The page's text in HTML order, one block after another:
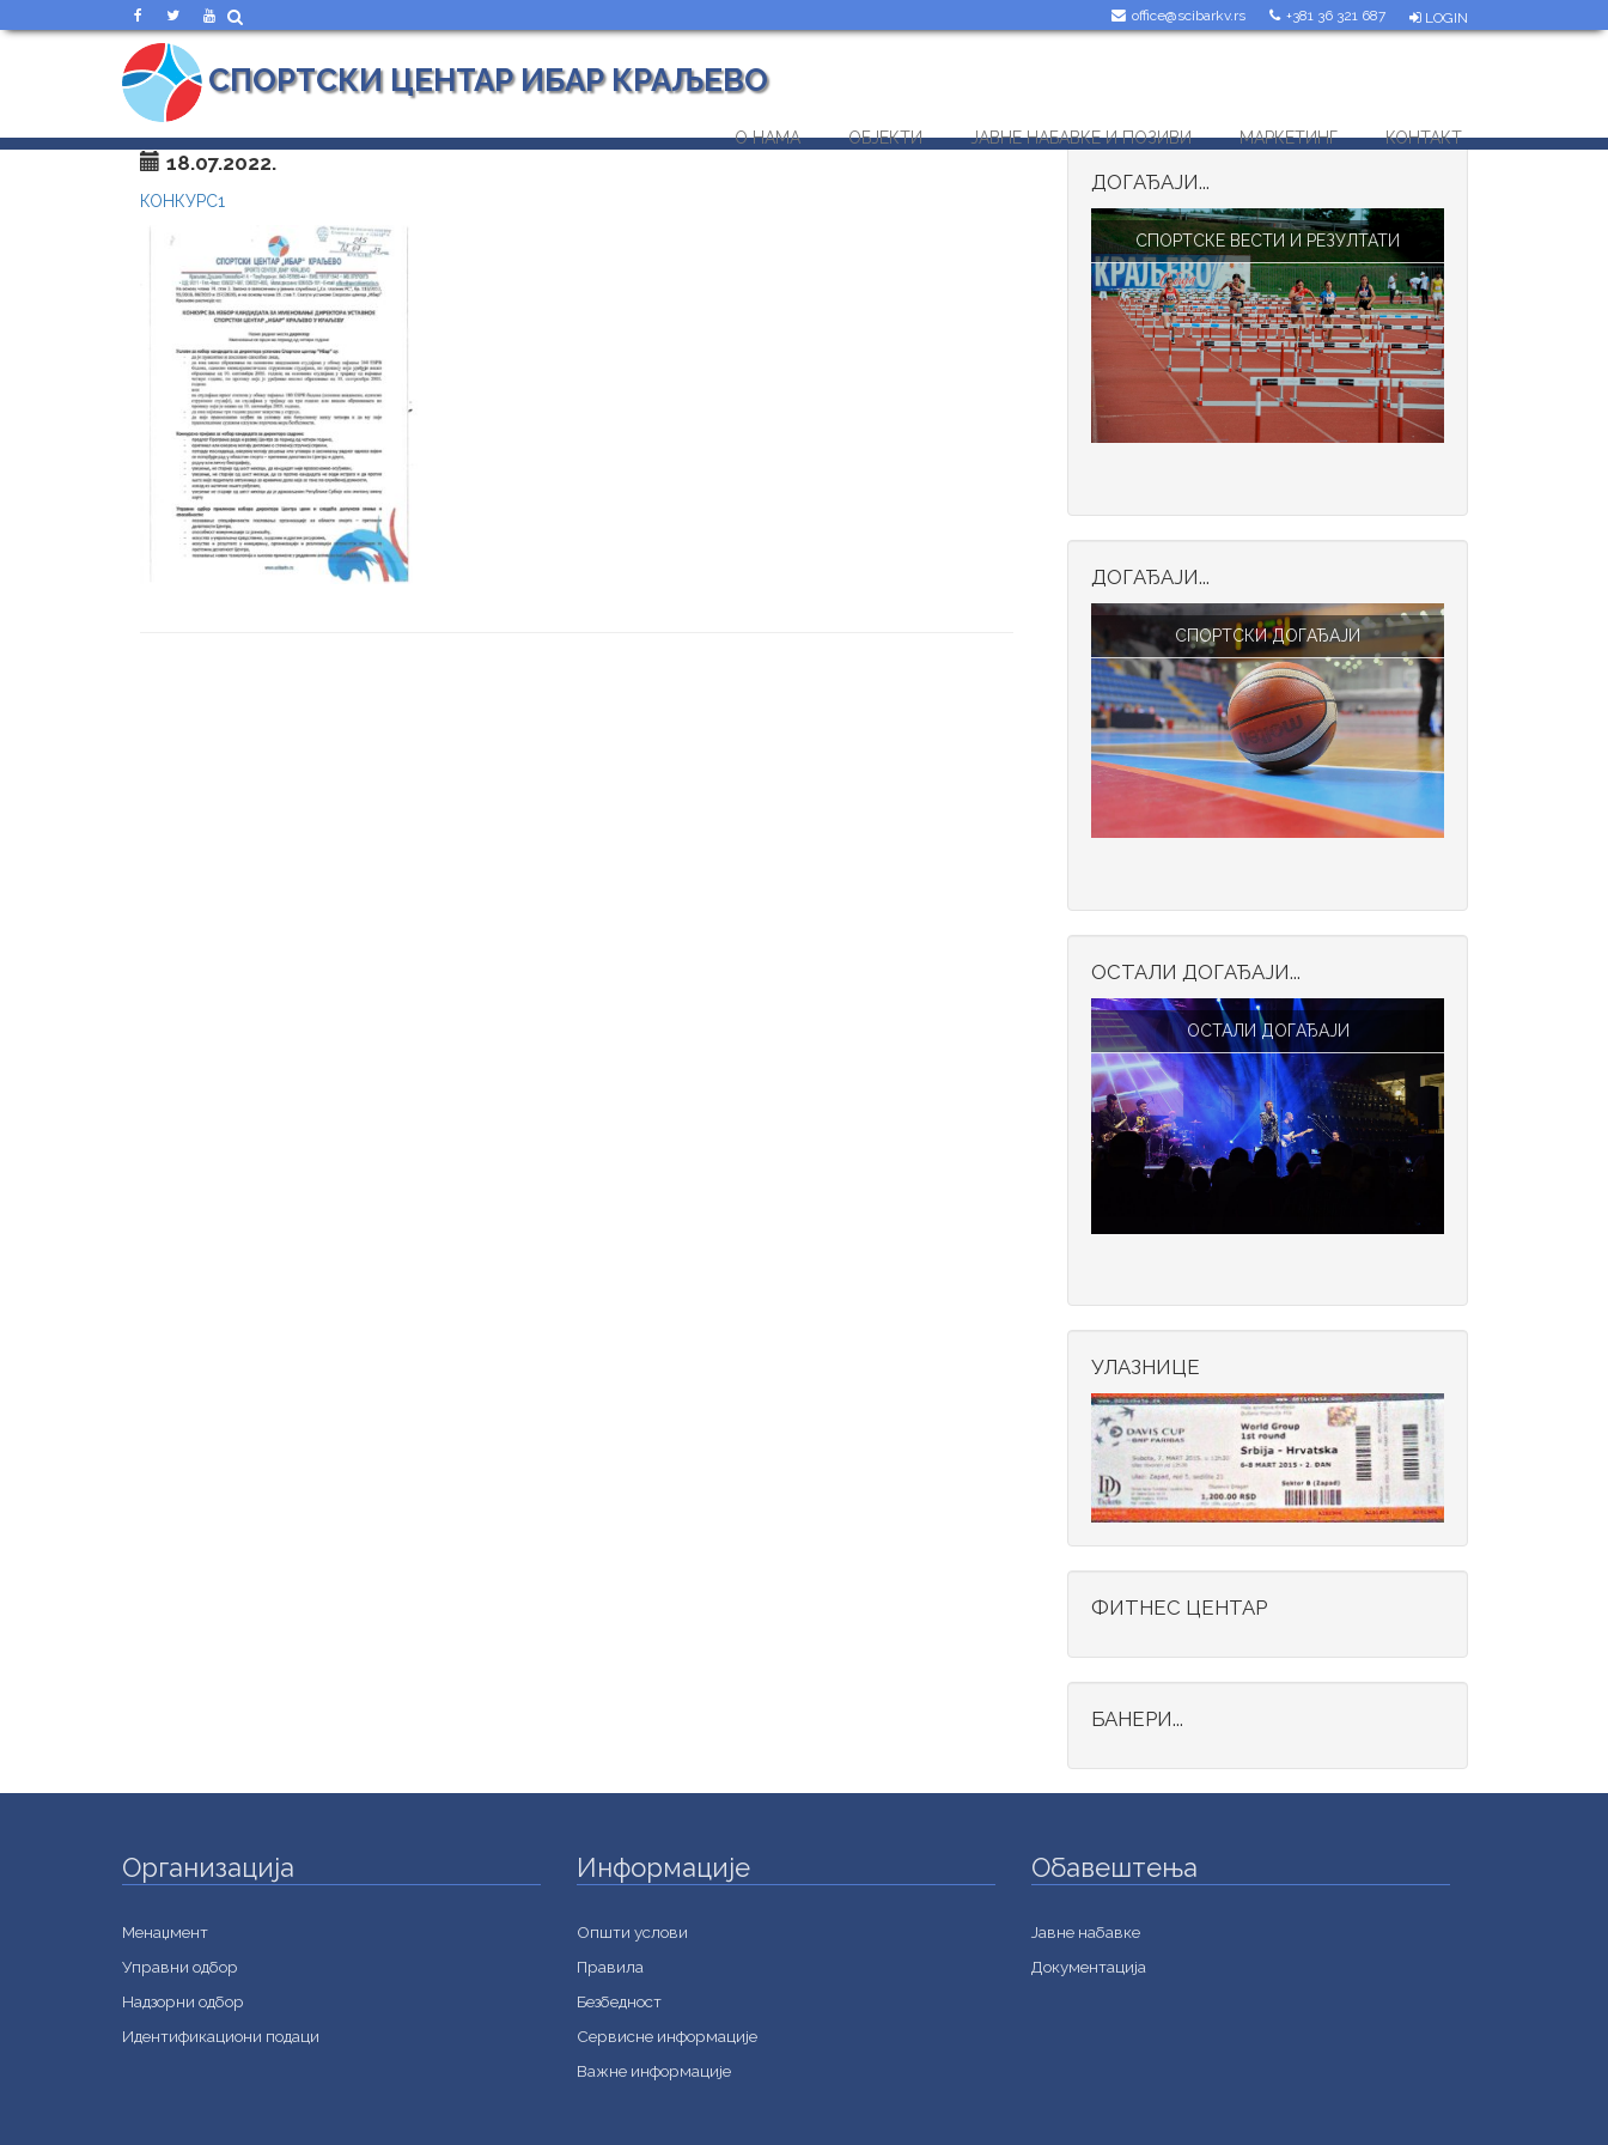
office@scibarkv.rs +381 36 321 687 LOGIN
СПОРТСКИ ЦЕНТАР ИБАР КРАЉЕВО
О НАМА ОБЈЕКТИ ЈАВНЕ НАБАВКЕ И ПОЗИВИ МАРКЕТИНГ КОНТАКТ
18.07.2022.
КОНКУРС1
ДОГАЂАЈИ...
СПОРТСКЕ ВЕСТИ И РЕЗУЛТАТИ
ДОГАЂАЈИ...
СПОРТСКИ ДОГАЂАЈИ
ОСТАЛИ ДОГАЂАЈИ...
ОСТАЛИ ДОГАЂАЈИ
УЛАЗНИЦЕ
ФИТНЕС ЦЕНТАР
БАНЕРИ...
Организација
Менаџмент
Управни одбор
Надзорни одбор
Идентификациони подаци
Информације
Општи услови
Правила
Безбедност
Сервисне информације
Важне информације
Обавештења
Jавне набавке
Документација